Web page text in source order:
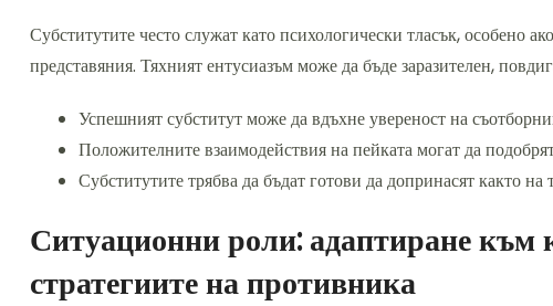
Субститутите често служат като психологически тласък, особено
представяния. Тяхният ентусиазъм може да бъде заразителен,
Успешният субститут може да вдъхне увереност на
Положителните взаимодействия на пейката могат да
Субститутите трябва да бъдат готови да допринасят както на
Ситуационни роли: адаптиране към
стратегиите на противника